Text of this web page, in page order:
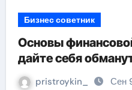
Бизнес советник
Основы
дайте себя
pristroykin_ Сен